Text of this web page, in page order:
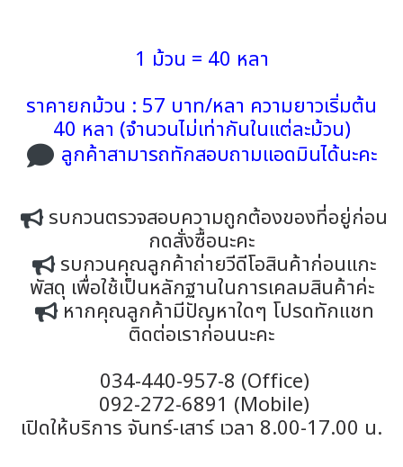
1 ม้วน = 40 หลา
ราคายกม้วน : 57 บาท/หลา ความยาวเริ่มต้น
40 หลา (จำนวนไม่เท่ากันในแต่ละม้วน)
ลูกค้าสามารถทักสอบถามแอดมินได้นะคะ
รบกวนตรวจสอบความถูกต้องของที่อยู่ก่อน
กดสั่งซื้อนะคะ
รบกวนคุณลูกค้าถ่ายวีดีโอสินค้าก่อนแกะ
พัสดุ เพื่อใช้เป็นหลักฐานในการเคลมสินค้าค่ะ
หากคุณลูกค้ามีปัญหาใดๆ โปรดทักแชท
ติดต่อเราก่อนนะคะ
034-440-957-8 (Office)
092-272-6891 (Mobile)
เปิดให้บริการ จันทร์-เสาร์ เวลา 8.00-17.00 น.